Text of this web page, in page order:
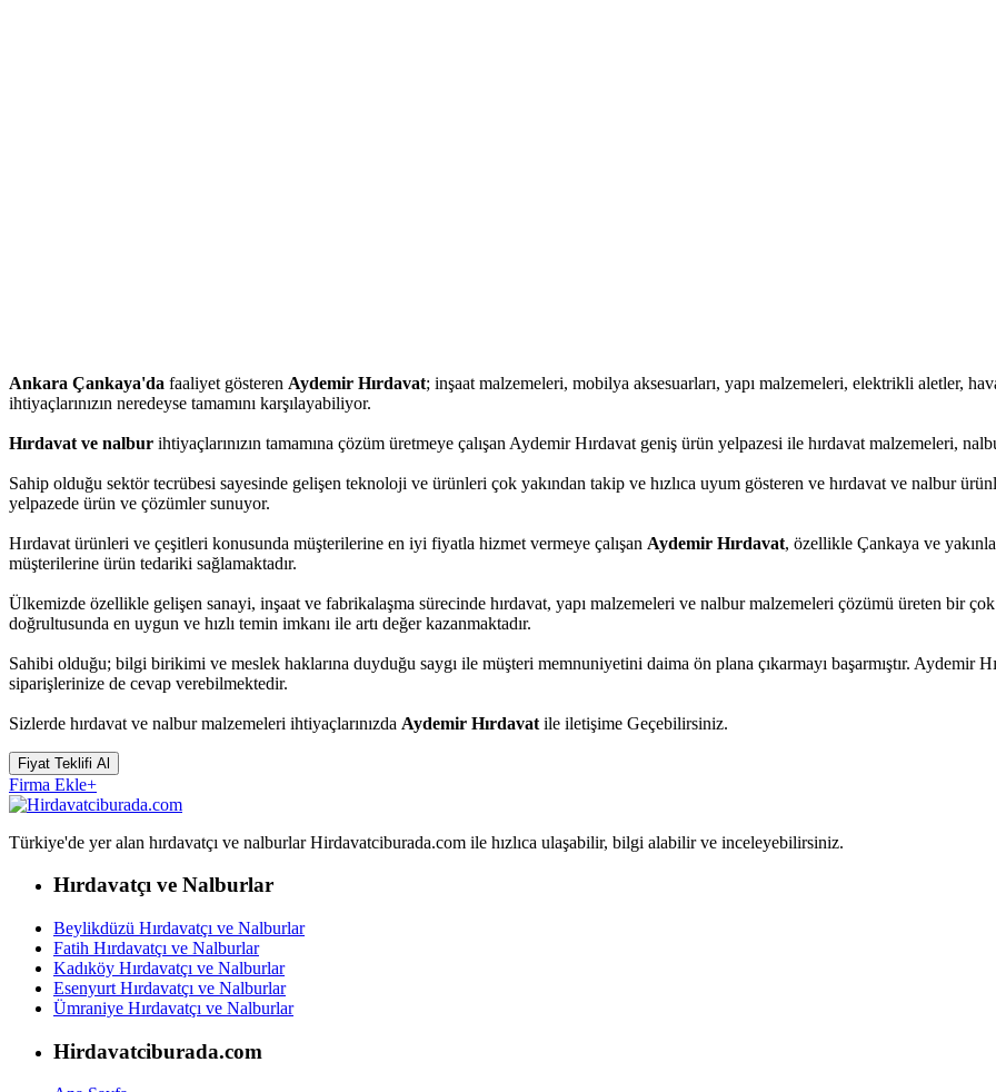
Ankara Çankaya'da faaliyet gösteren Aydemir Hırdavat; inşaat malzemeleri, mobilya aksesuarları, yapı malzemeleri, elektrikli aletler,
ihtiyaçlarınızın neredeyse tamamını karşılayabiliyor.
Hırdavat ve nalbur ihtiyaçlarınızın tamamına çözüm üretmeye çalışan Aydemir Hırdavat geniş ürün yelpazesi ile hırdavat malzemeleri,
Sahip olduğu sektör tecrübesi sayesinde gelişen teknoloji ve ürünleri çok yakından takip ve hızlıca uyum gösteren ve hırdavat ve nalbur
yelpazede ürün ve çözümler sunuyor.
Hırdavat ürünleri ve çeşitleri konusunda müşterilerine en iyi fiyatla hizmet vermeye çalışan Aydemir Hırdavat, özellikle Çankaya ve
müşterilerine ürün tedariki sağlamaktadır.
Ülkemizde özellikle gelişen sanayi, inşaat ve fabrikalaşma sürecinde hırdavat, yapı malzemeleri ve nalbur malzemeleri çözümü üreten bir
doğrultusunda en uygun ve hızlı temin imkanı ile artı değer kazanmaktadır.
Sahibi olduğu; bilgi birikimi ve meslek haklarına duyduğu saygı ile müşteri memnuniyetini daima ön plana çıkarmayı başarmıştır. Aydemir
siparişlerinize de cevap verebilmektedir.
Sizlerde hırdavat ve nalbur malzemeleri ihtiyaçlarınızda Aydemir Hırdavat ile iletişime Geçebilirsiniz.
Fiyat Teklifi Al
Firma Ekle+
Türkiye'de yer alan hırdavatçı ve nalburlar Hirdavatciburada.com ile hızlıca ulaşabilir, bilgi alabilir ve inceleyebilirsiniz.
Hırdavatçı ve Nalburlar
Beylikdüzü Hırdavatçı ve Nalburlar
Fatih Hırdavatçı ve Nalburlar
Kadıköy Hırdavatçı ve Nalburlar
Esenyurt Hırdavatçı ve Nalburlar
Ümraniye Hırdavatçı ve Nalburlar
Hirdavatciburada.com